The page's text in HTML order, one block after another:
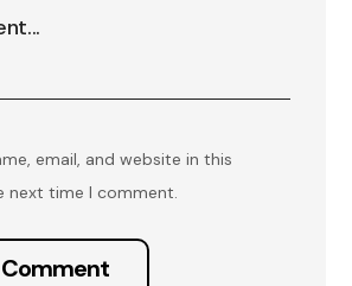
email, and website in this
next time I comment.